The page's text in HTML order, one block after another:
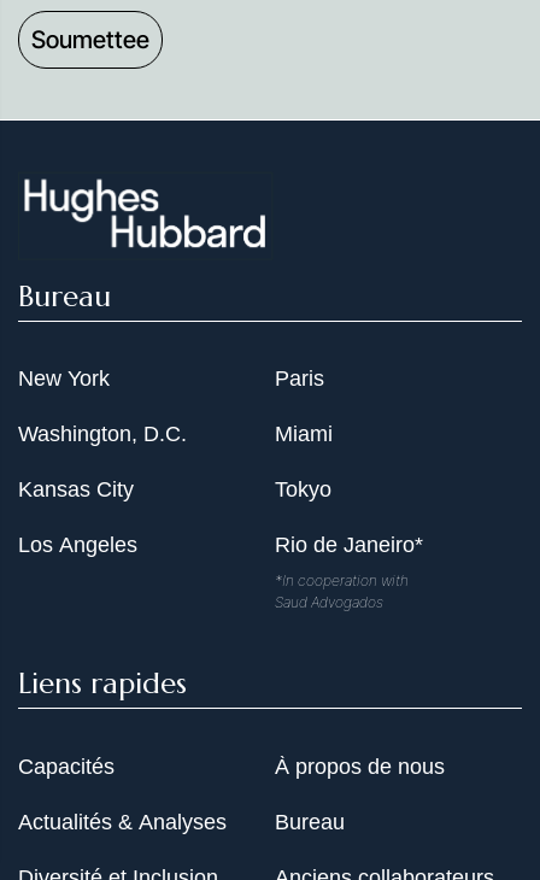
to
Date
Bureau
New York
Washington, D.C.
Kansas City
Los Angeles
Paris
Miami
Tokyo
Rio de Janeiro*
*In cooperation with
Saud Advogados
Liens rapides
Capacités
Actualités & Analyses
À propos de nous
Bureau